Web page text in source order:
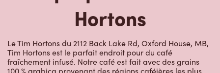
Hortons
Le Tim Hortons du 2112 Back Lake Rd, Oxford House, MB,
Tim Hortons est le parfait endroit pour du café
fraîchement infusé. Notre café est fait avec des grains
100 % arabica provenant des régions caféières les plus